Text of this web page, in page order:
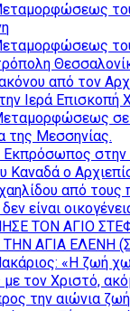
από τον
Ιερά Επισκοπή
σε
της Μεσσηνίας.
Εκπρόσωπος στην
Καναδά ο
από τους
είναι
ΤΟΝ ΑΓΙΟ
ΑΓΙΑ ΕΛΕΝΗ
«Η ζωή
με τον Χριστό,
την αιώνια